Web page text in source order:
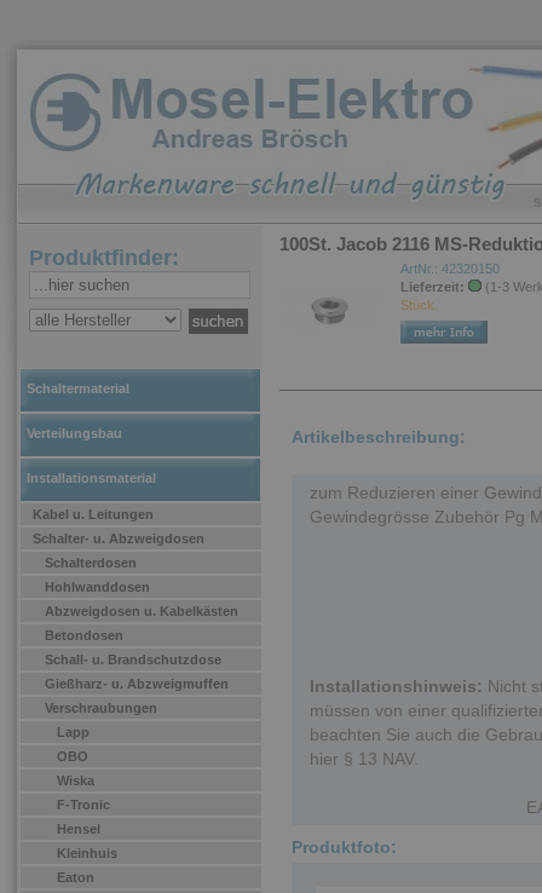
Produktfinder:
Schaltermaterial
Verteilungsbau
Installationsmaterial
Kabel u. Leitungen
Schalter- u. Abzweigdosen
Schalterdosen
Hohlwanddosen
Abzweigdosen u. Kabelkästen
Betondosen
Schall- u. Brandschutzdose
Gießharz- u. Abzweigmuffen
Verschraubungen
Lapp
OBO
Wiska
F-Tronic
Hensel
Kleinhuis
Eaton
100St. Jacob 2116 MS-
ArtNr.: 42320150
Lieferzeit:
(1-3
Stück.
Artikelbeschreibung:
zum Reduzieren einer
Gewindegrösse Zubehör Pg
Installationshinweis: Nicht
müssen von einer
beachten Sie auch die
hier § 13 NAV.
Produktfoto: